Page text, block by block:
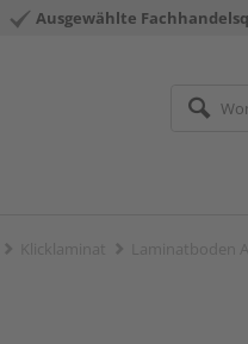
Ausgewählte